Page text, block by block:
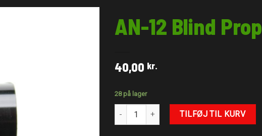
AN-12 Blind Prop
40,00 kr.
28 på lager
AN-12 Blind Prop antalTILFØJ TIL KURV